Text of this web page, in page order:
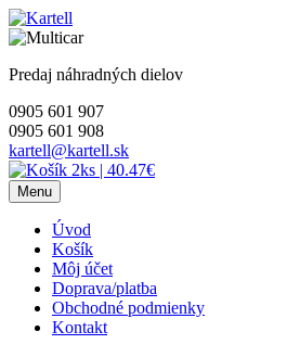
Skip
to
Predaj náhradných dielov
0905 601 907
0905 601 908
kartell@kartell.sk
2ks | 40.47€
Menu
Úvod
Košík
Môj účet
Doprava/platba
Obchodné podmienky
Kontakt